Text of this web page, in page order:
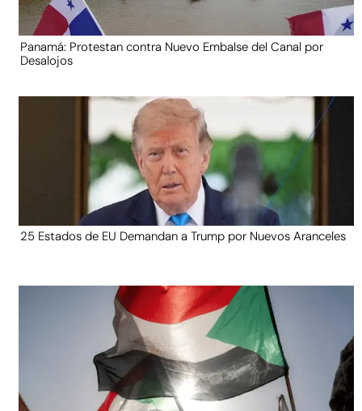
Panamá: Protestan contra Nuevo Embalse del Canal por
Desalojos
25 Estados de EU Demandan a Trump por Nuevos Aranceles